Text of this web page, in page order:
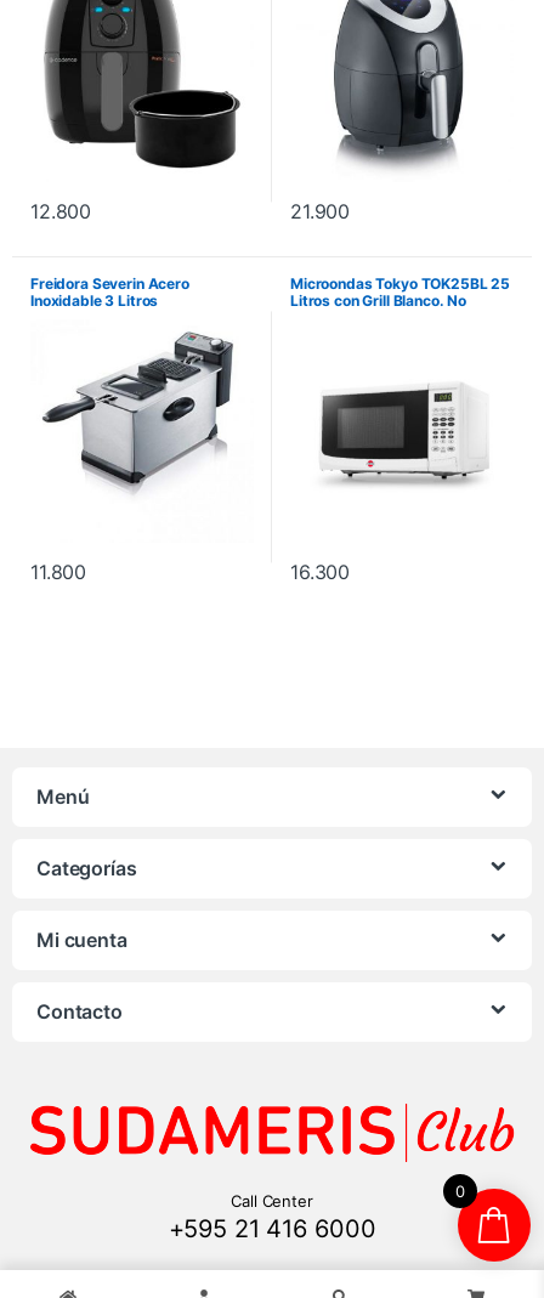
12.800 21.900
Freidora Severin Acero
Inoxidable 3 Litros
11.800
Microondas Tokyo TOK25BL 25
Litros con Grill Blanco. No
16.300
Menú
Categorías
Mi cuenta
Contacto
Call Center
+595 21 416 6000
0